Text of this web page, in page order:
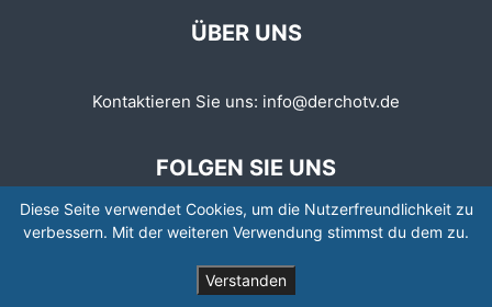
ÜBER UNS
Kontaktieren Sie uns: info@derchotv.de
FOLGEN SIE UNS
Diese Seite verwendet Cookies, um die Nutzerfreundlichkeit zu
verbessern. Mit der weiteren Verwendung stimmst du dem zu.
Verstanden